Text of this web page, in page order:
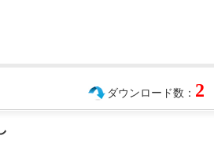
ダウンロード数： 2